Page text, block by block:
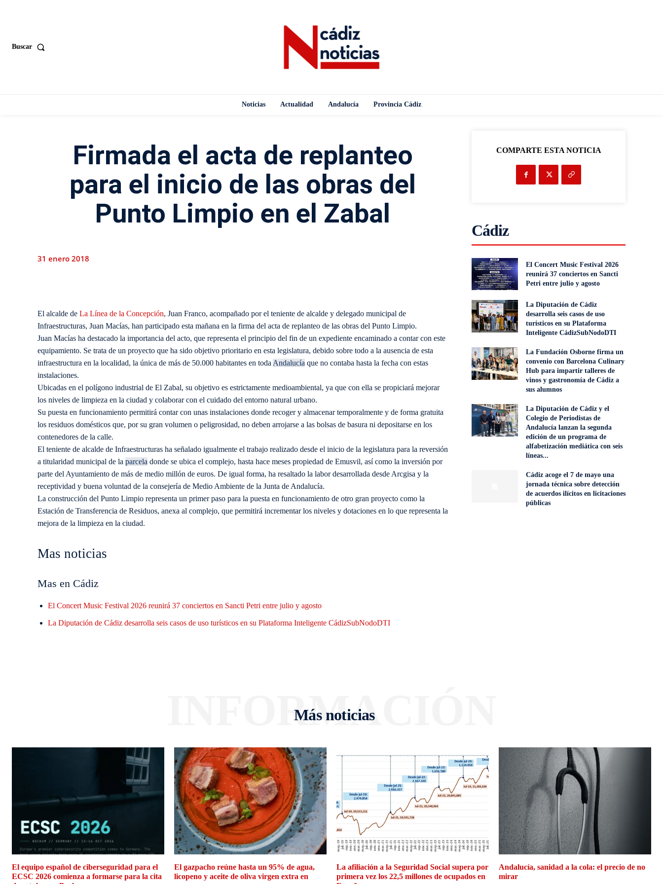
Buscar
Noticias Actualidad Andalucía Provincia Cádiz
Firmada el acta de replanteo
para el inicio de las obras del
Punto Limpio en el Zabal
31 enero 2018
El alcalde de La Línea de la Concepción, Juan Franco, acompañado por el teniente de alcalde y delegado municipal de
Infraestructuras, Juan Macías, han participado esta mañana en la firma del acta de replanteo de las obras del Punto Limpio.
Juan Macías ha destacado la importancia del acto, que representa el principio del fin de un expediente encaminado a contar con este
equipamiento. Se trata de un proyecto que ha sido objetivo prioritario en esta legislatura, debido sobre todo a la ausencia de esta
infraestructura en la localidad, la única de más de 50.000 habitantes en toda Andalucía que no contaba hasta la fecha con estas
instalaciones.
Ubicadas en el polígono industrial de El Zabal, su objetivo es estrictamente medioambiental, ya que con ella se propiciará mejorar
los niveles de limpieza en la ciudad y colaborar con el cuidado del entorno natural urbano.
Su puesta en funcionamiento permitirá contar con unas instalaciones donde recoger y almacenar temporalmente y de forma gratuita
los residuos domésticos que, por su gran volumen o peligrosidad, no deben arrojarse a las bolsas de basura ni depositarse en los
contenedores de la calle.
El teniente de alcalde de Infraestructuras ha señalado igualmente el trabajo realizado desde el inicio de la legislatura para la reversión
a titularidad municipal de la parcela donde se ubica el complejo, hasta hace meses propiedad de Emusvil, así como la inversión por
parte del Ayuntamiento de más de medio millón de euros. De igual forma, ha resaltado la labor desarrollada desde Arcgisa y la
receptividad y buena voluntad de la consejería de Medio Ambiente de la Junta de Andalucía.
La construcción del Punto Limpio representa un primer paso para la puesta en funcionamiento de otro gran proyecto como la
Estación de Transferencia de Residuos, anexa al complejo, que permitirá incrementar los niveles y dotaciones en lo que representa la
mejora de la limpieza en la ciudad.
Mas noticias
Mas en Cádiz
El Concert Music Festival 2026 reunirá 37 conciertos en Sancti Petri entre julio y agosto
La Diputación de Cádiz desarrolla seis casos de uso turísticos en su Plataforma Inteligente CádizSubNodoDTI
COMPARTE ESTA NOTICIA
Cádiz
El Concert Music Festival 2026
reunirá 37 conciertos en Sancti
Petri entre julio y agosto
La Diputación de Cádiz
desarrolla seis casos de uso
turísticos en su Plataforma
Inteligente CádizSubNodoDTI
La Fundación Osborne firma un
convenio con Barcelona Culinary
Hub para impartir talleres de
vinos y gastronomía de Cádiz a
sus alumnos
La Diputación de Cádiz y el
Colegio de Periodistas de
Andalucía lanzan la segunda
edición de un programa de
alfabetización mediática con seis
líneas...
Cádiz acoge el 7 de mayo una
jornada técnica sobre detección
de acuerdos ilícitos en licitaciones
públicas
Más noticias
INFORMACIÓN
El equipo español de ciberseguridad para el
ECSC 2026 comienza a formarse para la cita
El gazpacho reúne hasta un 95% de agua,
licopeno y aceite de oliva virgen extra en
La afiliación a la Seguridad Social supera por
primera vez los 22,5 millones de ocupados en
Andalucía, sanidad a la cola: el precio de no
mirar